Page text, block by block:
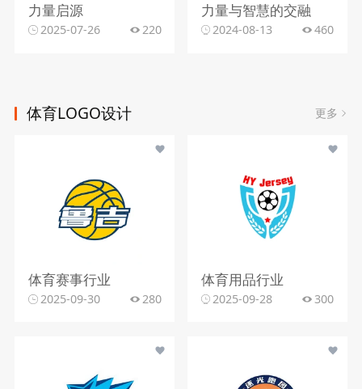
力量启源
2025-07-26 220
力量与智慧的交融
2024-08-13 460
体育LOGO设计 更多
体育赛事行业
2025-09-30 280
体育用品行业
2025-09-28 300